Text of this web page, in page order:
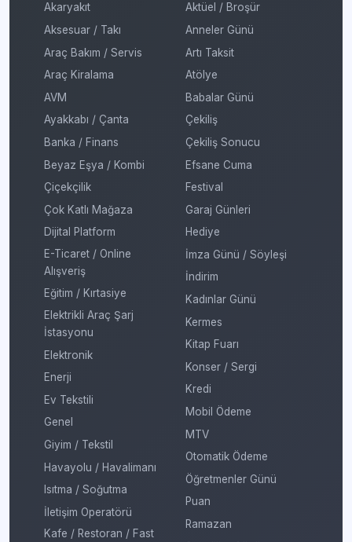
Akaryakıt
Aksesuar / Takı
Araç Bakım / Servis
Araç Kiralama
AVM
Ayakkabı / Çanta
Banka / Finans
Beyaz Eşya / Kombi
Çiçekçilik
Çok Katlı Mağaza
Dijital Platform
E-Ticaret / Online
Alışveriş
Eğitim / Kırtasiye
Elektrikli Araç Şarj
İstasyonu
Elektronik
Enerji
Ev Tekstili
Genel
Giyim / Tekstil
Havayolu / Havalimanı
Isıtma / Soğutma
İletişim Operatörü
Kafe / Restoran / Fast
Aktüel / Broşür
Anneler Günü
Artı Taksit
Atölye
Babalar Günü
Çekiliş
Çekiliş Sonucu
Efsane Cuma
Festival
Garaj Günleri
Hediye
İmza Günü / Söyleşi
İndirim
Kadınlar Günü
Kermes
Kitap Fuarı
Konser / Sergi
Kredi
Mobil Ödeme
MTV
Otomatik Ödeme
Öğretmenler Günü
Puan
Ramazan